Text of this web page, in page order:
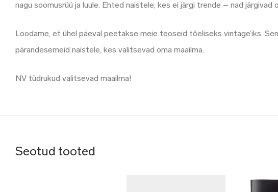
nagu soomusrüü ja luule. Ehted naistele, kes ei järgi trende – nad järgivad
Loodame, et ühel päeval peetakse meie teoseid tõeliseks vintage’iks.
pärandesemeid naistele, kes valitsevad oma maailma.
NV tüdrukud valitsevad maailma!
Seotud tooted